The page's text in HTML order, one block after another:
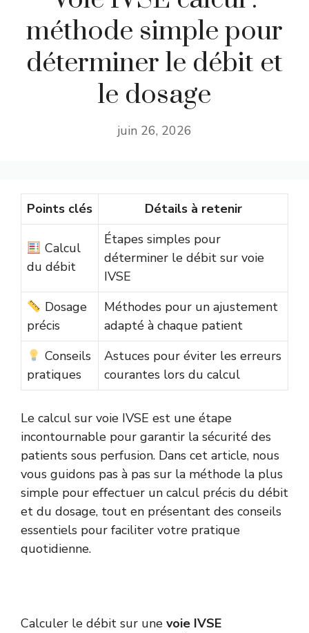
méthode simple pour
déterminer le débit et
le dosage
juin 26, 2026
Points clés Détails à retenir
Calcul
du débit
Étapes simples pour
déterminer le débit sur voie
IVSE
Dosage
précis
Méthodes pour un ajustement
adapté à chaque patient
Conseils
pratiques
Astuces pour éviter les erreurs
courantes lors du calcul
Le calcul sur voie IVSE est une étape
incontournable pour garantir la sécurité des
patients sous perfusion. Dans cet article, nous
vous guidons pas à pas sur la méthode la plus
simple pour effectuer un calcul précis du débit
et du dosage, tout en présentant des conseils
essentiels pour faciliter votre pratique
quotidienne.
Calculer le débit sur une voie IVSE